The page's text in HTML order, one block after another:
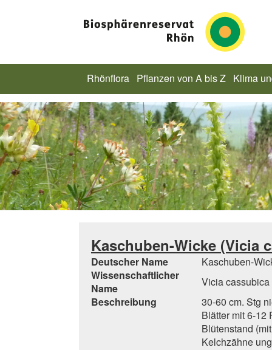
Rhönflora Pflanzen von A bis Z Klima
Kaschuben-Wicke (Vicia
Deutscher Name
Kaschuben-
Wissenschaftlicher
Name
Vicia cassubica
Beschreibung
30-60 cm. Stg
Blätter mit 6-12
Blütenstand
Kelchzähne